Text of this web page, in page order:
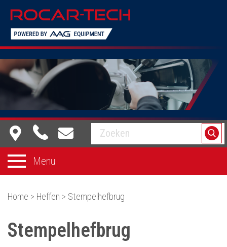
Equipment dat voor je werkt
Menu
Home > Heffen > Stempelhefbrug
Stempelhefbrug